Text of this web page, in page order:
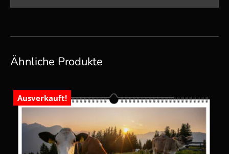
Ähnliche Produkte
Ausverkauft!